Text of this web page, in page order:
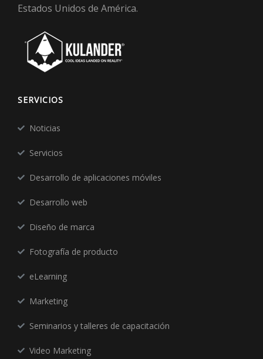
Estados Unidos de América.
SERVICIOS
Noticias
Servicios
Desarrollo de aplicaciones móviles
Desarrollo web
Diseño de marca
Fotografía de producto
eLearning
Marketing
Seminarios y talleres de capacitación
Video Marketing